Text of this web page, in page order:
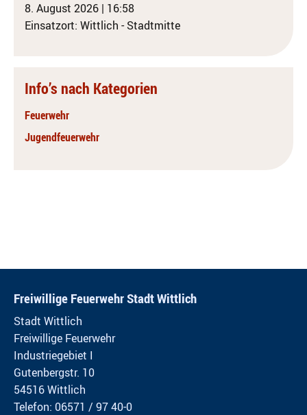
8. August 2026 | 16:58
Einsatzort: Wittlich - Stadtmitte
Info’s nach Kategorien
Feuerwehr
Jugendfeuerwehr
Freiwillige Feuerwehr Stadt Wittlich
Stadt Wittlich
Freiwillige Feuerwehr
Industriegebiet I
Gutenbergstr. 10
54516 Wittlich
Telefon: 06571 / 97 40-0